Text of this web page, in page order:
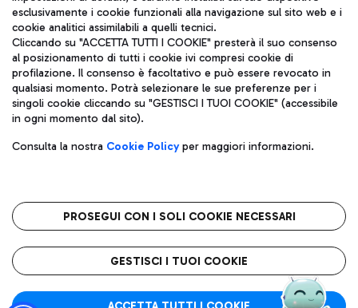
Gelateria
Wine Bar & Sparkling
Autobus
Scopri le linee di autobus per raggiungere l'aeroporto
Leonardo Da Vinci.
Raggiungi l’aeroporto senza pensieri con il servizio di taxi a
Ristoranti
Scopri la nostra offerta per una pausa gustosa in aeroporto
Mappa Aeroporto Fiumicino
Aeroporti di Roma S.p.A. - Società soggetta a direzione e
coordinamento di Mundys S.p.A.
Codice fiscale e Registro delle Imprese di Roma 13032990155 P.
IVA 06572251004
Capitale sociale 62.224.743,00 int. vers.
Sede legale: Via Pier Paolo Racchetti 1 - 00054 Fiumicino (RM)
telefono +39 06 65951
Privacy policy
Note legali
Roma FCO
L'aeroporto stellato
esclusivamente i cookie funzionali alla navigazione sul sito web e i
cookie analitici assimilabili a quelli tecnici.
Cliccando su "ACCETTA TUTTI I COOKIE" presterà il suo consenso
al posizionamento di tutti i cookie ivi compresi cookie di
profilazione. Il consenso è facoltativo e può essere revocato in
qualsiasi momento. Potrà selezionare le sue preferenze per i
singoli cookie cliccando su "GESTISCI I TUOI COOKIE" (accessibile
in ogni momento dal sito).
Consulta la nostra Cookie Policyper maggiori informazioni.
PROSEGUI CON I SOLI COOKIE NECESSARI
GESTISCI I TUOI COOKIE